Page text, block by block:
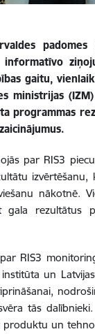
informatīvo
gaitu,
ministrijas
programmas
par RIS3
nākotnē.
rezultātus
RIS3
un
tās
produktu un